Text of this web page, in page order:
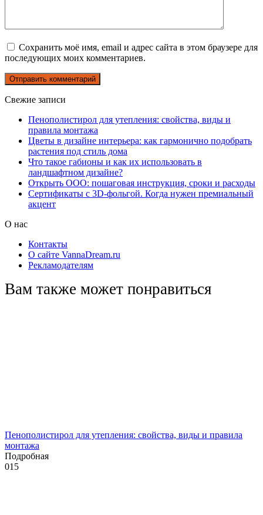
Сохранить моё имя, email и адрес сайта в этом браузере для
последующих моих комментариев.
Свежие записи
Пенополистирол для утепления: свойства, виды и
правила монтажа
Цветы в дизайне интерьера: как гармонично подобрать
растения под стиль дома
Что такое габионы и как их использовать в
ландшафтном дизайне?
Открыть ООО: пошаговая инструкция, сроки и расходы
Сертификаты с 3D-фольгой. Когда нужен премиальный
акцент
О нас
Контакты
О сайте VannaDream.ru
Рекламодателям
Вам также может понравиться
Пенополистирол для утепления: свойства, виды и правила
монтажа
Подробная
015